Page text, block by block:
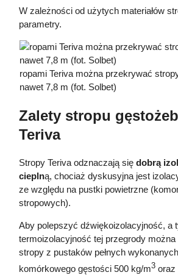
W zależności od użytych materiałów
parametry.
ropami Teriva można przekrywać
nawet 7,8 m (fot. Solbet)
Zalety stropu
Teriva
Stropy Teriva odznaczają siędobrą
cieplną, chociaż dyskusyjna jest
ze względu na pustki powietrzne
stropowych).
Aby polepszyć dźwiękoizolacyjność, a
termoizolacyjność tej przegrody
stropy z pustaków pełnych
komórkowego gęstości 500 kg/m3 oraz